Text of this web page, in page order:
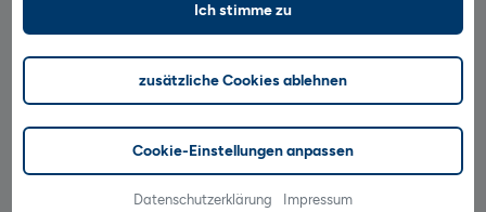
Ich stimme zu
zusätzliche Cookies ablehnen
Cookie-Einstellungen anpassen
Datenschutzerklärung Impressum
Vergleich und Auswahl der Top-Produkte
Passgenaue Finanzierung für Bauherren wie Käufer